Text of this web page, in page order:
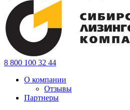
8 800 100 32 44
О компании
Отзывы
Партнеры